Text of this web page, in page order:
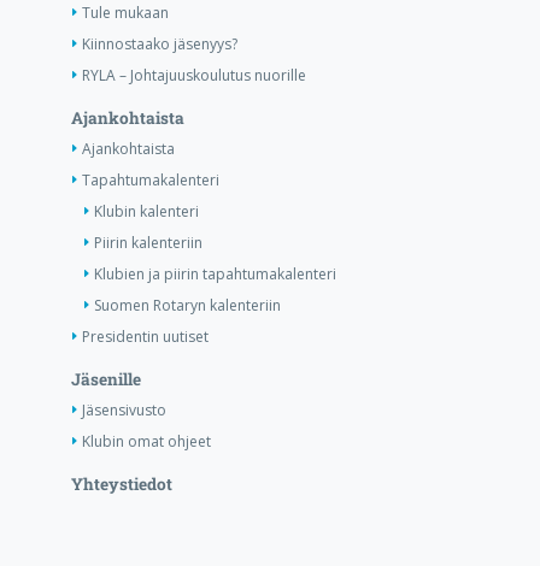
Tule mukaan
Kiinnostaako jäsenyys?
RYLA – Johtajuuskoulutus nuorille
Ajankohtaista
Ajankohtaista
Tapahtumakalenteri
Klubin kalenteri
Piirin kalenteriin
Klubien ja piirin tapahtumakalenteri
Suomen Rotaryn kalenteriin
Presidentin uutiset
Jäsenille
Jäsensivusto
Klubin omat ohjeet
Yhteystiedot